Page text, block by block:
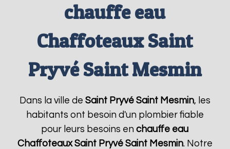
chauffe eau
Chaffoteaux Saint
Pryvé Saint Mesmin
Dans la ville de Saint Pryvé Saint Mesmin, les
habitants ont besoin d'un plombier fiable
pour leurs besoins enchauffe eau
Chaffoteaux Saint Pryvé Saint Mesmin. Notre